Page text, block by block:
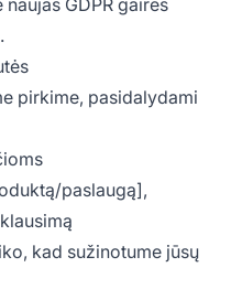
GDPR gaires
pirkime, pasidalydami
paslaugą],
kad sužinotume jūsų